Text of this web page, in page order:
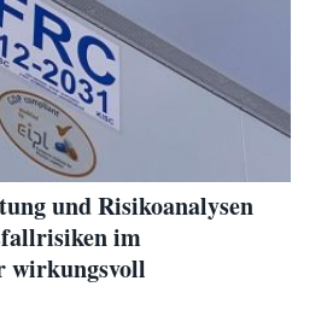
und Risikoanalysen
im
wirkungsvoll